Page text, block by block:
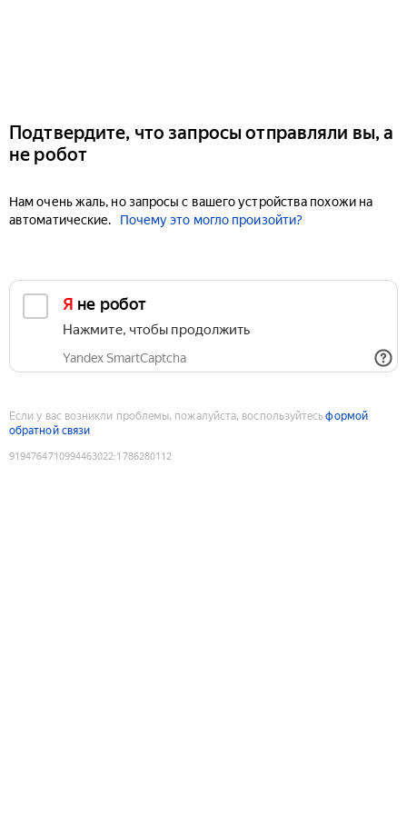
Подтвердите, что запросы отправляли вы, а
не робот
Нам очень жаль, но запросы с вашего устройства похожи на
автоматические.
Почему это могло произойти?
Я не робот
Нажмите, чтобы продолжить
Yandex SmartCaptcha
Если у вас возникли проблемы, пожалуйста, воспользуйтесьформой
обратной связи
9194764710994463022:1786280112